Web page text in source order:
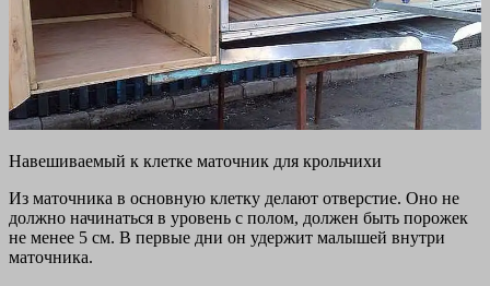
Навешиваемый к клетке маточник для крольчихи
Из маточника в основную клетку делают отверстие. Оно не
должно начинаться в уровень с полом, должен быть порожек
не менее 5 см. В первые дни он удержит малышей внутри
маточника.